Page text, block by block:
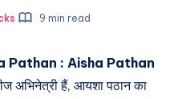
9 min read
Pathan : Aisha Pathan
अभिनेत्री हैं, आयशा पठान का